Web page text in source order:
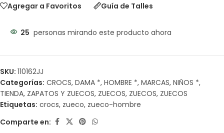
Agregar a Favoritos Guía de Talles
25 personas mirando este producto ahora
SKU: 110162JJ
Categorías: CROCS, DAMA *, HOMBRE *, MARCAS, NIÑOS *,
TIENDA, ZAPATOS Y ZUECOS, ZUECOS, ZUECOS, ZUECOS
Etiquetas: crocs, zueco, zueco-hombre
Comparte en: